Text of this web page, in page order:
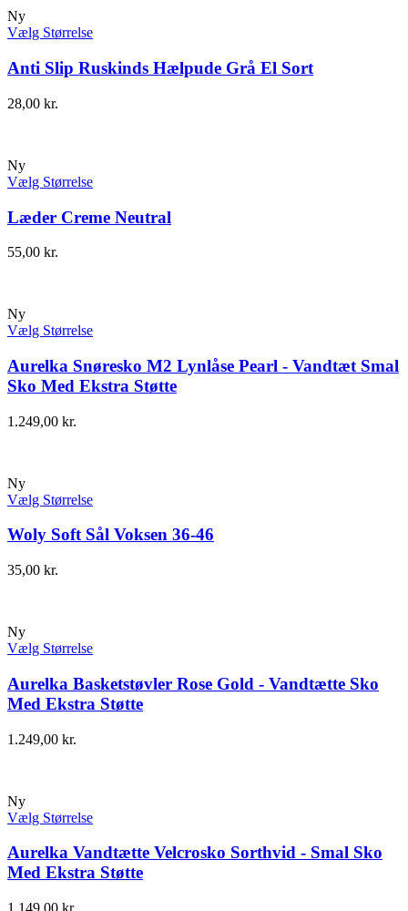
Ny
Vælg Størrelse
Anti Slip Ruskinds Hælpude Grå El Sort
28,00 kr.
Ny
Vælg Størrelse
Læder Creme Neutral
55,00 kr.
Ny
Vælg Størrelse
Aurelka Snøresko M2 Lynlåse Pearl - Vandtæt Smal
Sko Med Ekstra Støtte
1.249,00 kr.
Ny
Vælg Størrelse
Woly Soft Sål Voksen 36-46
35,00 kr.
Ny
Vælg Størrelse
Aurelka Basketstøvler Rose Gold - Vandtætte Sko
Med Ekstra Støtte
1.249,00 kr.
Ny
Vælg Størrelse
Aurelka Vandtætte Velcrosko Sorthvid - Smal Sko
Med Ekstra Støtte
1.149,00 kr.